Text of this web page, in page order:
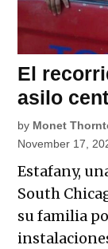
El
asilo
by Monet
November 17,
Estafany,
South
su familia